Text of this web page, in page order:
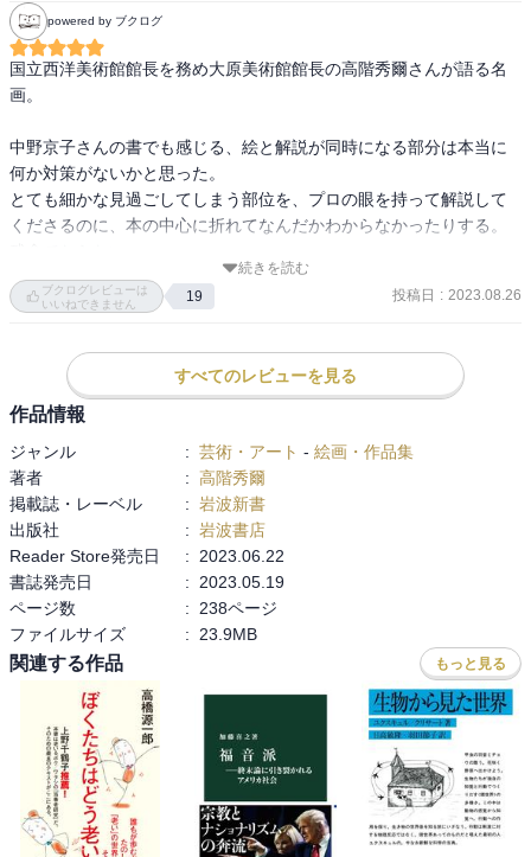
丁寧に作品の解説をしていらっしゃいました。
その語り口はエレガントで、時にはお洒落な冗談もおっしゃる。
子どものくせに、知的なものを精一杯背伸びして吸収しようとし
ていた当時のわたしには分かりませんでしたが、後に、これがエス
この本の初版は1969年10月。カラー版の本書は2023年5月に発行
されています。
美術作品の部分を捉えて仔細に描写していく筆致は、まるでフラ
また、西洋文化の基盤となっているキリスト教の秘蹟やギリシア
哲学から連なる2500年間の思想背景も併せて説明してくださってい
ます。
20世紀末以降、美術批評や美学の潮流は様々に分化し、作品もデ
ジタル技術（死語か？）を取り入れたインタラクティブな現代アー
トが拡張しています。
３ＤＭＲＩやＡＩなどの技術を駆使した名画の分析研究も盛んで
す。
このような現代の状況にあっても、高階先生の美術批評は一時代
を築いた金字塔です。岩波新書がカラー版を2023年に発行したこと
も証と言えるでしょう。
（『 Ⅱ - 印象派からピカソまで』も同年6月に発行されています。）
ぜひ、新書というサイズの利点を活かして本書をバッグに入れ、
紅葉鮮やかな日当たりの良い公園や、落ち着いた雰囲気のカフェな
どでページを繰っていただきたいと思います。
超一流のキュレーターが企画した展覧会を、最高の解説者の話を
powered by ブクログ
国立西洋美術館館長を務め大原美術館館長の高階秀爾さんが語る名
画。
中野京子さんの書でも感じる、絵と解説が同時になる部分は本当に
何か対策がないかと思った。
とても細かな見過ごしてしまう部位を、プロの眼を持って解説して
くださるのに、本の中心に折れてなんだかわからなかったりする。
絵の上手さから見過ごしてしまうちょっとした細工に気付いて驚き
ドがメジャーになったが、こうした本の力でもっともっと深く好き
な絵が見つかり他の絵を見た時にもその眼その視点が楽しみをもた
らす。
続きを読む
ブクログレビューは
いいねできません
19 投稿日 : 2023.08.26
すべてのレビューを見る
作品情報
ジャンル : 芸術・アート - 絵画・作品集
著者
: 高階秀爾
掲載誌・レーベル
: 岩波新書
出版社
: 岩波書店
Reader Store発売日
:
2023.06.22
書誌発売日
:
2023.05.19
ページ数
:
238ページ
ファイルサイズ
: 23.9MB
関連する作品 もっと見る